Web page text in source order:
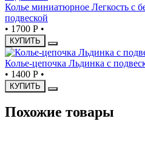
Колье миниатюрное Легкость с
подвеской
• 1700 Р •
КУПИТЬ
Колье-цепочка Льдинка с
• 1400 Р •
КУПИТЬ
Похожие товары